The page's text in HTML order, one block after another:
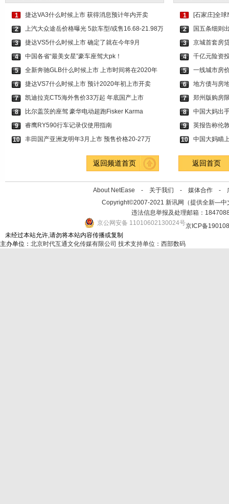
1
捷达VA3什么时候上市 获得消息预计年内开卖
2
上汽大众途岳价格曝光 5款车型/或售16.68-21.98万
3
捷达VS5什么时候上市 确定了就在今年9月
4
中国各省“最美女星”豪车座驾大pk！
5
全新奔驰GLB什么时候上市 上市时间将在2020年
6
捷达VS7什么时候上市 预计2020年初上市开卖
7
凯迪拉克CT5海外售价33万起 年底国产上市
8
比尔盖茨的座驾 豪华电动超跑Fisker Karma
9
睿鹰RY590行车记录仪使用指南
10
丰田国产亚洲龙明年3月上市 预售价格20-27万
1
[石家庄]全
2
国五条细则
3
京城首套房
4
千亿元险资
5
一线城市房
6
地方债与房
7
郑州版购房
8
中国大妈出
9
英报告称伦
10
中国大妈瞄
返回频道首页 返回首页
About NetEase - 关于我们 - 媒体合作 -
Copyright©2007-2021 新讯网（提供全新—中
违法信息举报及处理邮箱：
京公网安备 11010602130024号京ICP备
未经过本站允许,请勿将本站内容传播或复制
主办单位： 北京时代互通文化传媒有限公司 技术支持单位：西部数码